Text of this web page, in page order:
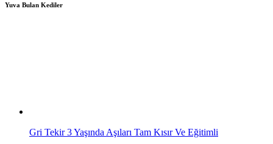
Yuva Bulan Kediler
Gri Tekir 3 Yaşında Aşıları Tam Kısır Ve Eğitimli